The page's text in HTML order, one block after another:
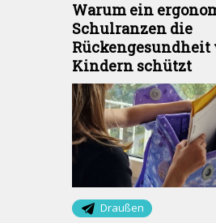
Warum ein
Schulranzen die
Rückengesundheit
Kindern schützt
Draußen